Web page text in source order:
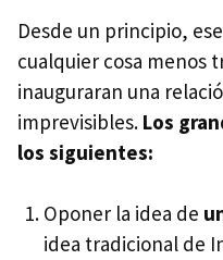
Desde un principio,
cualquier cosa menos
inauguraran una
imprevisibles. Los
los siguientes:
Oponer la idea de
idea tradicional de